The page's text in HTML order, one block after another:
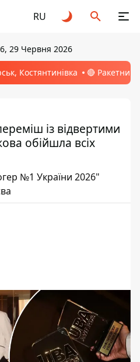
RU
29 Червня 2026
Костянтинівка 🔴 Ракетний
із відвертими
обійшла всіх
№1 України 2026"